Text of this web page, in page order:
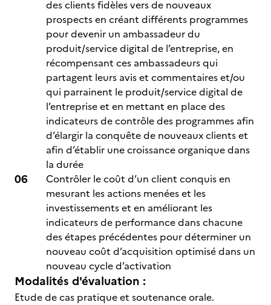
des clients fidèles vers de nouveaux
prospects en créant différents programmes
pour devenir un ambassadeur du
produit/service digital de l’entreprise, en
récompensant ces ambassadeurs qui
partagent leurs avis et commentaires et/ou
qui parrainent le produit/service digital de
l’entreprise et en mettant en place des
indicateurs de contrôle des programmes afin
d’élargir la conquête de nouveaux clients et
afin d’établir une croissance organique dans
la durée
Contrôler le coût d’un client conquis en
mesurant les actions menées et les
investissements et en améliorant les
indicateurs de performance dans chacune
des étapes précédentes pour déterminer un
nouveau coût d’acquisition optimisé dans un
nouveau cycle d’activation
Modalités d'évaluation :
Etude de cas pratique et soutenance orale.